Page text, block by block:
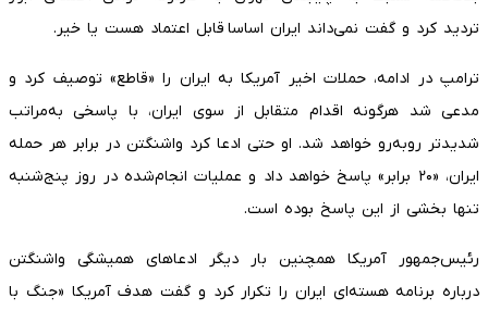
تردید کرد و گفت نمی‌داند ایران اساسا قابل اعتماد هست یا خیر.
ترامپ در ادامه، حملات اخیر آمریکا به ایران را «قاطع» توصیف کرد و
مدعی شد هرگونه اقدام متقابل از سوی ایران، با پاسخی به‌مراتب
شدیدتر روبه‌رو خواهد شد. او حتی ادعا کرد واشنگتن در برابر هر حمله
ایران، «۲۰ برابر» پاسخ خواهد داد و عملیات انجام‌شده در روز پنج‌شنبه
تنها بخشی از این پاسخ بوده است.
رئیس‌جمهور آمریکا همچنین بار دیگر ادعاهای همیشگی واشنگتن
درباره برنامه هسته‌ای ایران را تکرار کرد و گفت هدف آمریکا «جنگ با